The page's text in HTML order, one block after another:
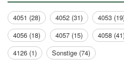
4051 (28) 4052 (31) 4053
4056 (18)
4057 (15) 4058
4126 (1)
Sonstige (74)